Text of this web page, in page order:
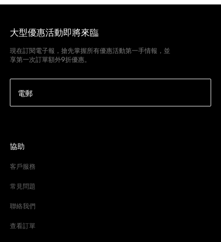
大型優惠活動即將來臨
現在訂閱電子報，搶先掌握所有優惠活動第一手情報，並
享第一次訂單額外9折優惠。
電郵
協助
客戶服務
常見問題
聯絡我們
查看訂單